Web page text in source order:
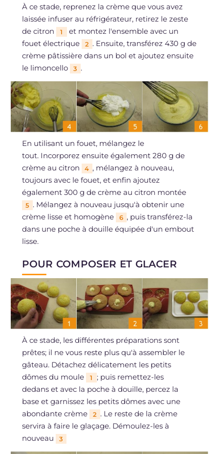
À ce stade, reprenez la crème que vous avez
laissée infuser au réfrigérateur, retirez le zeste
de citron
1
et montez l'ensemble avec un
fouet électrique
2 . Ensuite, transférez 430 g de
crème pâtissière dans un bol et ajoutez ensuite
le limoncello
3 .
En utilisant un fouet, mélangez le
tout. Incorporez ensuite également 280 g de
crème au citron
4 , mélangez à nouveau,
toujours avec le fouet, et enfin ajoutez
également 300 g de crème au citron montée
5 . Mélangez à nouveau jusqu'à obtenir une
crème lisse et homogène
6 , puis transférez-la
dans une poche à douille équipée d'un embout
lisse.
POUR COMPOSER ET GLACER
À ce stade, les différentes préparations sont
prêtes; il ne vous reste plus qu'à assembler le
gâteau. Détachez délicatement les petits
dômes du moule
1
; puis remettez-les
dedans et avec la poche à douille, percez la
base et garnissez les petits dômes avec une
abondante crème
2 . Le reste de la crème
servira à faire le glaçage. Démoulez-les à
nouveau
3